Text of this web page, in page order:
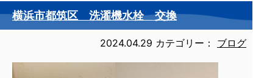
横浜市都筑区 洗濯機水栓 交換
2024.04.29 カテゴリー： ブログ